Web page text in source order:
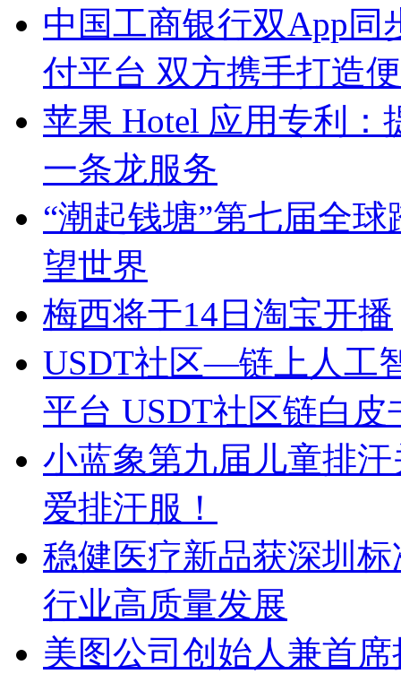
中国工商银行双App同
付平台 双方携手打造
苹果 Hotel 应用专利
一条龙服务
“潮起钱塘”第七届全
望世界
梅西将于14日淘宝开播
USDT社区—链上人工
平台 USDT社区链白皮
小蓝象第九届儿童排
爱排汗服！
稳健医疗新品获深圳
行业高质量发展
美图公司创始人兼首